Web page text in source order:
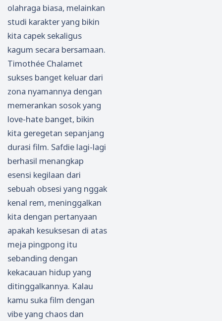
olahraga biasa, melainkan
studi karakter yang bikin
kita capek sekaligus
kagum secara bersamaan.
Timothée Chalamet
sukses banget keluar dari
zona nyamannya dengan
memerankan sosok yang
love-hate banget, bikin
kita geregetan sepanjang
durasi film. Safdie lagi-lagi
berhasil menangkap
esensi kegilaan dari
sebuah obsesi yang nggak
kenal rem, meninggalkan
kita dengan pertanyaan
apakah kesuksesan di atas
meja pingpong itu
sebanding dengan
kekacauan hidup yang
ditinggalkannya. Kalau
kamu suka film dengan
vibe yang chaos dan